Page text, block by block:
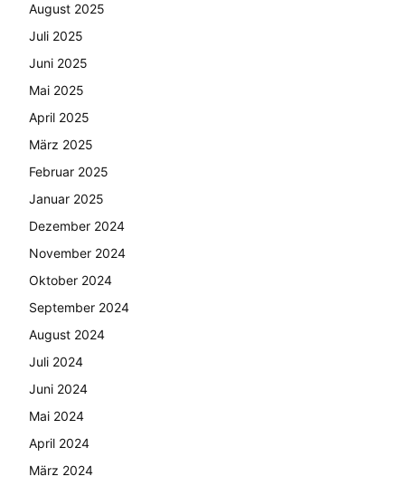
August 2025
Juli 2025
Juni 2025
Mai 2025
April 2025
März 2025
Februar 2025
Januar 2025
Dezember 2024
November 2024
Oktober 2024
September 2024
August 2024
Juli 2024
Juni 2024
Mai 2024
April 2024
März 2024